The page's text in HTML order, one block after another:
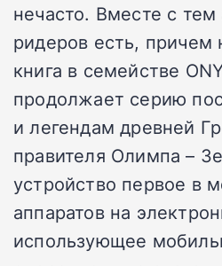
нечасто. Вместе с тем
ридеров есть, причем
книга в семействе
продолжает серию
и легендам древней
правителя Олимпа –
устройство первое в
аппаратов на
использующее